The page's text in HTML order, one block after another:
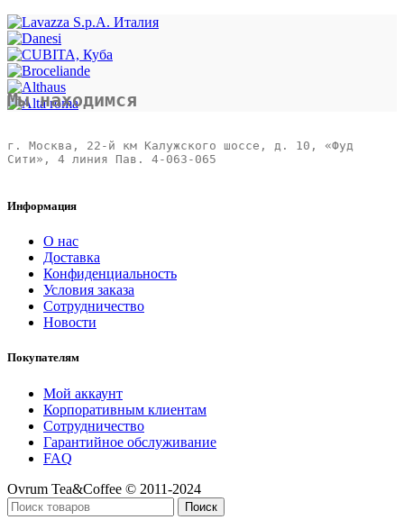
Мы находимся
г. Москва, 22-й км Калужского шоссе, д. 10, «Фуд
Сити», 4 линия Пав. 4-063-065
Информация
О нас
Доставка
Конфиденциальность
Условия заказа
Сотрудничество
Новости
Покупателям
Мой аккаунт
Корпоративным клиентам
Сотрудничество
Гарантийное обслуживание
FAQ
Ovrum Tea&Coffee © 2011-2024
Поиск